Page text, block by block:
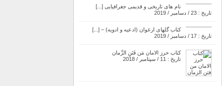
نام های تاریخی و قدیمی جغرافیایی [...]
تاریخ : 23 / دسامبر / 2019
کتاب گلهای ارغوان (ادعیه و ادویه) – [...]
تاریخ : 17 / دسامبر / 2019
کتاب حرز الامان مَن فَتَنِ الزَّمان
تاریخ : 11 / سپتامبر / 2018